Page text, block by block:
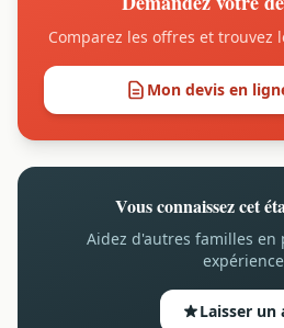
Comparez les offres et trouvez
Mon devis en
Vous connaissez cet
Aidez d'autres familles en
Laisser un